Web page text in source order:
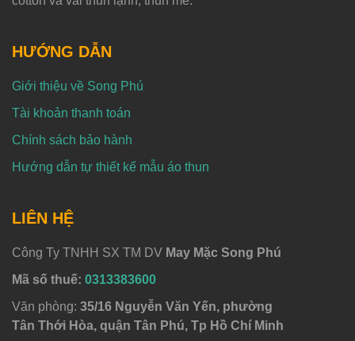
HƯỚNG DẪN
Giới thiệu về Song Phú
Tài khoản thanh toán
Chính sách bảo hành
Hướng dẫn tự thiết kế mẫu áo thun
LIÊN HỆ
Công Ty TNHH SX TM DV May Mặc Song Phú
Mã số thuế: 0313383600
Văn phòng: 35/16 Nguyễn Văn Yến, phường
Tân Thới Hòa, quận Tân Phú, Tp Hồ Chí Minh